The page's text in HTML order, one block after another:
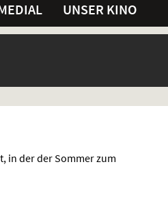
UNSER KINO
in der der Sommer zum